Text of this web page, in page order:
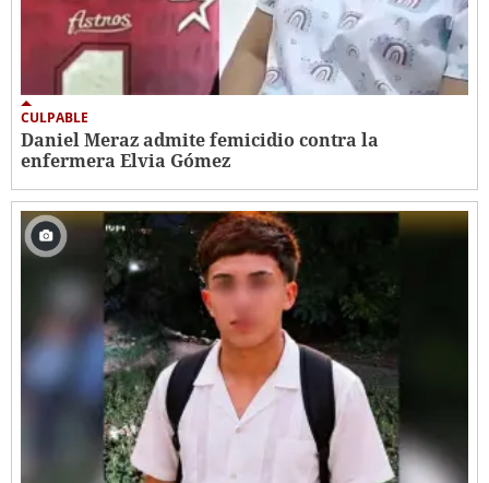
CULPABLE
Daniel Meraz admite femicidio contra la
enfermera Elvia Gómez